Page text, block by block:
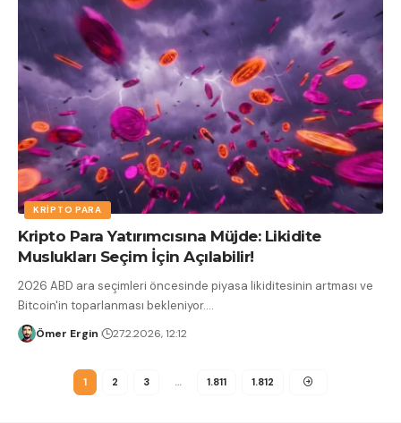
KRIPTO PARA
Kripto Para Yatırımcısına Müjde: Likidite
Muslukları Seçim İçin Açılabilir!
2026 ABD ara seçimleri öncesinde piyasa likiditesinin artması ve
Bitcoin'in toparlanması bekleniyor.…
Ömer Ergin 27.2.2026, 12:12
1 2 3 … 1.811 1.812